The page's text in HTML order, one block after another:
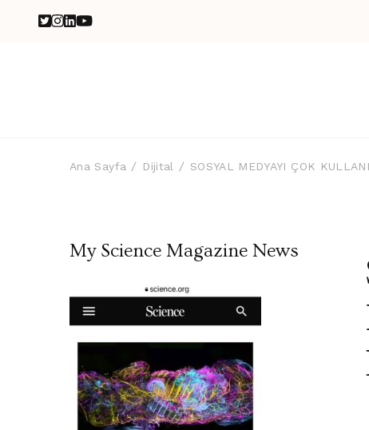
Ana Sayfa Dijital SOSYAL MEDYAYI ÇOK
My Science Magazine News